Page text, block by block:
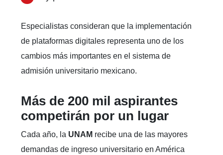
Especialistas consideran que la implementación
de plataformas digitales representa uno de los
cambios más importantes en el sistema de
admisión universitario mexicano.
Más de 200 mil aspirantes
competirán por un lugar
Cada año, la UNAM recibe una de las mayores
demandas de ingreso universitario en América